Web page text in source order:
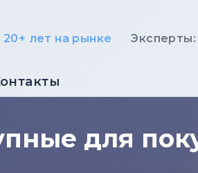
20+ лет на рынке
для